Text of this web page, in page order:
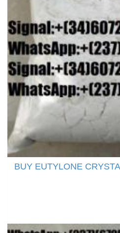
BUY EUTYLONE